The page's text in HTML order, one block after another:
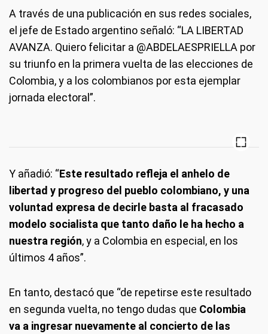
A través de una publicación en sus redes sociales,
el jefe de Estado argentino señaló: “LA LIBERTAD
AVANZA. Quiero felicitar a @ABDELAESPRIELLA por
su triunfo en la primera vuelta de las elecciones de
Colombia, y a los colombianos por esta ejemplar
jornada electoral”.
Y añadió: “Este resultado refleja el anhelo de
libertad y progreso del pueblo colombiano, y una
voluntad expresa de decirle basta al fracasado
modelo socialista que tanto daño le ha hecho a
nuestra región, y a Colombia en especial, en los
últimos 4 años”.
En tanto, destacó que “de repetirse este resultado
en segunda vuelta, no tengo dudas que Colombia
va a ingresar nuevamente al concierto de las